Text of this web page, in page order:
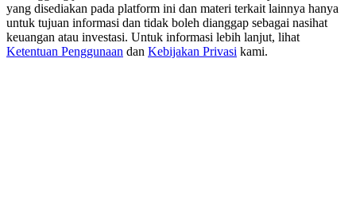
Trade Gold & Silver · 33,333 USDT Bonus
yang disediakan pada platform ini dan materi terkait lainnya hanya
untuk tujuan informasi dan tidak boleh dianggap sebagai nasihat
keuangan atau investasi. Untuk informasi lebih lanjut, lihat
Ketentuan Penggunaan dan Kebijakan Privasi kami.